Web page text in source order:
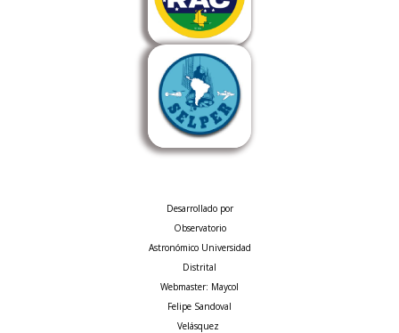
Desarrollado por
Observatorio
Astronómico Universidad
Distrital
Webmaster: Maycol
Felipe Sandoval
Velásquez